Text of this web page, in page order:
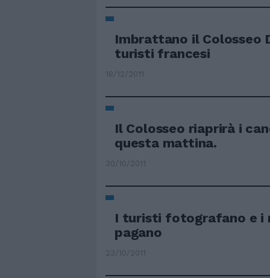
Imbrattano il Colosseo
turisti francesi
18/12/2011
Il Colosseo riaprirà i
questa mattina.
30/10/2011
I turisti fotografano e i
pagano
23/10/2011